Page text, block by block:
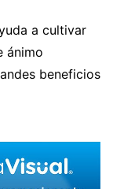
a cultivar
ánimo
beneficios